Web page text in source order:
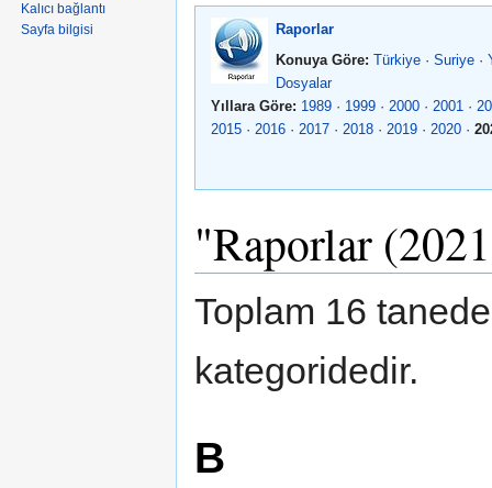
Raporlar
Konuya Göre: Türkiye· Suriye·
Dosyalar
Yıllara Göre: 1989 · 1999 · 2000 · 2001 ·
2015 · 2016 · 2017 · 2018 · 2019 · 2020 ·
"Raporlar
Toplam 16
kategoridedir.
B
Kalıcı bağlantı
Sayfa bilgisi